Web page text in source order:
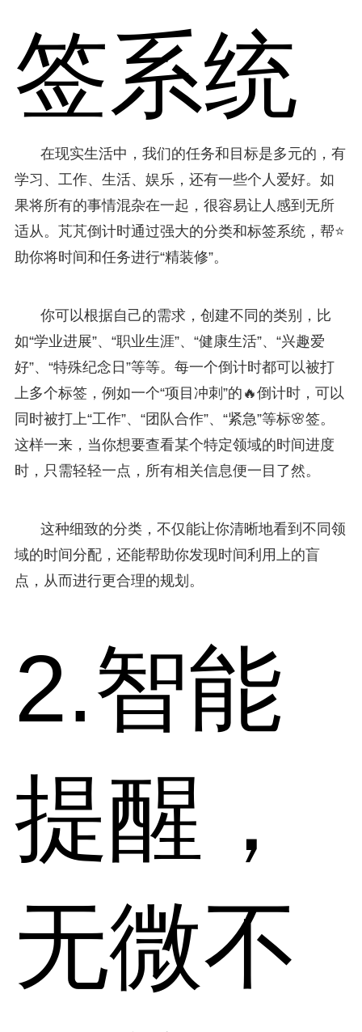
签系统
在现实生活中，我们的任务和目标是多元的，有
学习、工作、生活、娱乐，还有一些个人爱好。如
果将所有的事情混杂在一起，很容易让人感到无所
适从。芃芃倒计时通过强大的分类和标签系统，帮⭐
助你将时间和任务进行“精装修”。
你可以根据自己的需求，创建不同的类别，比
如“学业进展”、“职业生涯”、“健康生活”、“兴趣爱
好”、“特殊纪念日”等等。每一个倒计时都可以被打
上多个标签，例如一个“项目冲刺”的🔥倒计时，可以
同时被打上“工作”、“团队合作”、“紧急”等标🌸签。
这样一来，当你想要查看某个特定领域的时间进度
时，只需轻轻一点，所有相关信息便一目了然。
这种细致的分类，不仅能让你清晰地看到不同领
域的时间分配，还能帮助你发现时间利用上的盲
点，从而进行更合理的规划。
2.智能
提醒，
无微不